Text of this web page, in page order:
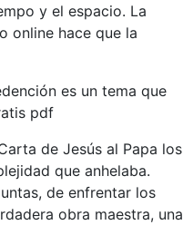
y el espacio. La
online​ hace que la
es un tema que
pdf
de Jesús al Papa los
que anhelaba.
de enfrentar los
obra maestra, una